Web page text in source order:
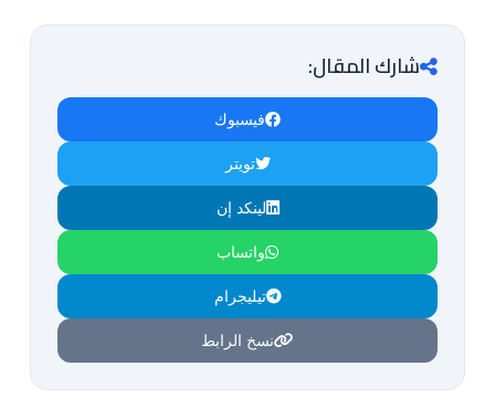
شارك المقال:
فيسبوك
تويتر
لينكد إن
واتساب
تيليجرام
نسخ الرابط